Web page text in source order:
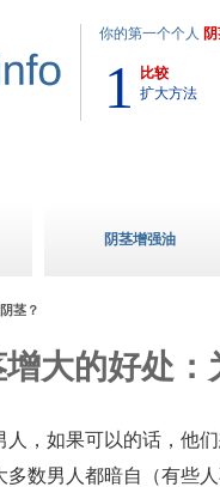
你的第一个个人
1
比较
扩大方法
阴茎增强油
茎？
增大的好处
人，如果可以的话，他
多数男人都暗自（有些